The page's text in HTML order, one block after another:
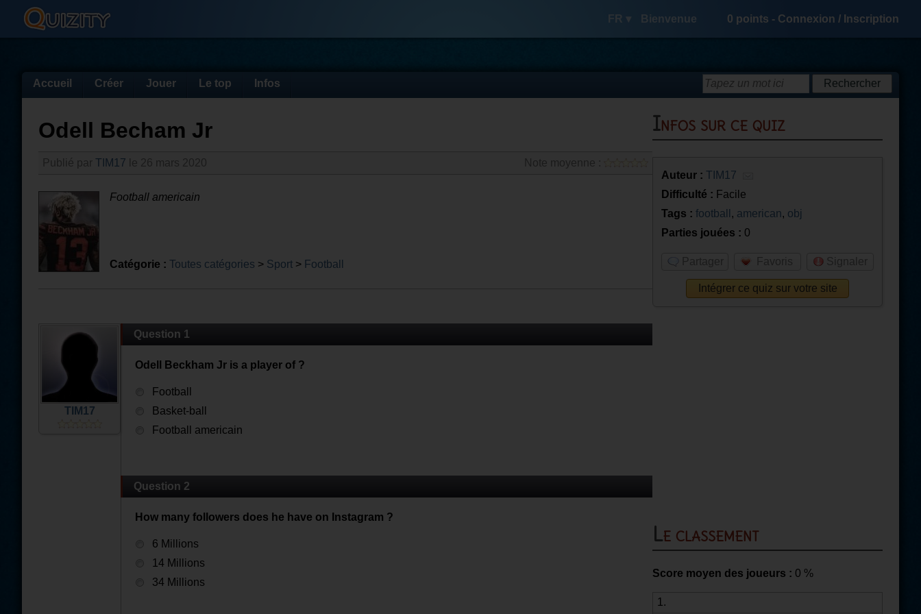
FR ▾ Bienvenue 0 points - Connexion / Inscription
Accueil Créer Jouer Le top Infos
Odell Becham Jr
TIM17
Football americain
Catégorie : Toutes catégories > Sport > Football
TIM17
Question 1
Odell Beckham Jr is a player of ?
Football
Basket-ball
Football americain
Question 2
How many followers does he have on Instagram ?
6 Millions
14 Millions
34 Millions
Infos sur ce quiz
Auteur : TIM17
Difficulté : Facile
Tags : football , american, obj
Parties jouées : 0
Partager Favoris Signaler
Intégrer ce quiz sur votre site
Le classement
Score moyen des joueurs : 0 %
1.